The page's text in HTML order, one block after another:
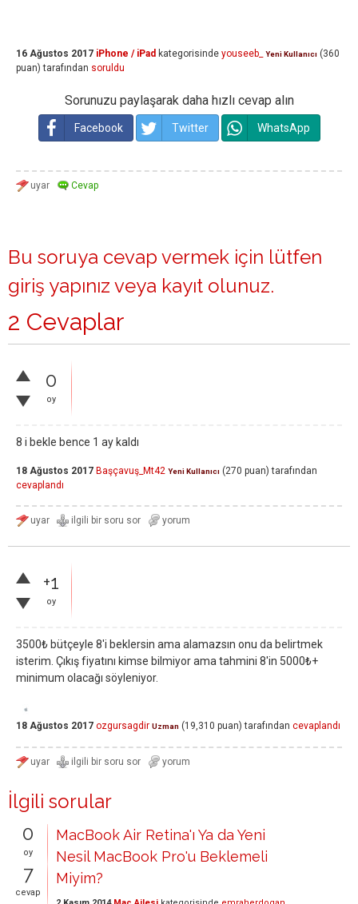
16 Ağustos 2017 iPhone / iPad kategorisinde youseeb_ Yeni Kullanıcı (360
puan) tarafından soruldu
Sorunuzu paylaşarak daha hızlı cevap alın
Facebook Twitter WhatsApp
Bu soruya cevap vermek için lütfen
giriş yapınız veya kayıt olunuz.
2 Cevaplar
0
oy
8 i bekle bence 1 ay kaldı
18 Ağustos 2017 Başçavuş_Mt42 Yeni Kullanıcı (270 puan) tarafından
cevaplandı
+1
oy
3500₺ bütçeyle 8'i beklersin ama alamazsın onu da belirtmek
isterim. Çıkış fiyatını kimse bilmiyor ama tahmini 8'in 5000₺+
minimum olacağı söyleniyor.
18 Ağustos 2017 ozgursagdir Uzman (19,310 puan) tarafından cevaplandı
İlgili sorular
0
oy
7
cevap
MacBook Air Retina'ı Ya da Yeni
Nesil MacBook Pro'u Beklemeli
Miyim?